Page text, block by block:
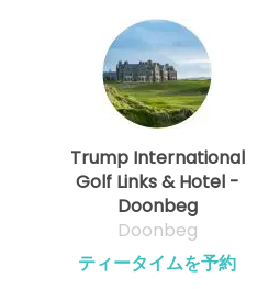
Trump International
Golf Links & Hotel -
Doonbeg
Doonbeg
ティータイムを予約